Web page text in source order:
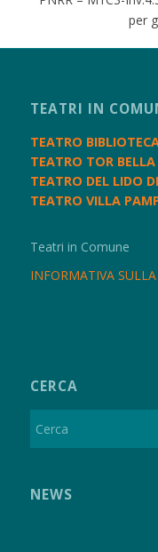
per
TEATRI IN
TEATRO
TEATRO TOR
TEATRO DEL LIDO
TEATRO VILLA
Teatri in Comune
INFORMATIVA SULLA
CERCA
NEWS